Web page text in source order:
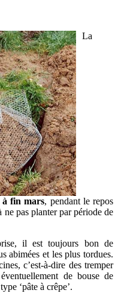
La
à fin mars, pendant le repos
ne pas planter par période de
il est toujours bon de
abimées et les plus tordues.
c’est-à-dire des tremper
de bouse de
‘pâte à crêpe’.